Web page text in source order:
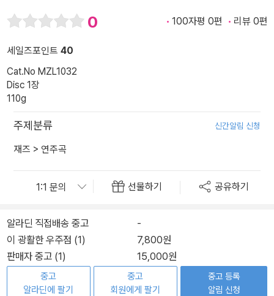
0 100자평 0편 리뷰 0편
세일즈포인트 40
Cat.No MZL1032
Disc 1장
110g
주제분류 신간알림 신청
재즈 > 연주곡
선물하기 공유하기
알라딘 직접배송 중고
-
이 광활한 우주점 (1)
7,800원
판매자 중고 (1)
15,000원
중고
알라딘에 팔기
중고
회원에게 팔기
중고 등록
알림 신청